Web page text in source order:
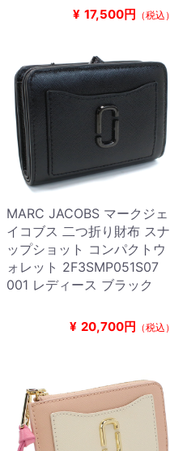
¥ 17,500円 （税込）
MARC JACOBS マークジェ
イコブス 二つ折り財布 スナ
ップショット コンパクトウ
ォレット 2F3SMP051S07
001 レディース ブラック
¥ 20,700円 （税込）